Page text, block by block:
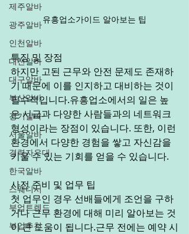
제주알바
광주알바
인천알바
대전알바
대구알바
부산알바
경기알바
서울알바
경력자우대
한국알바
스웨디시
부업트렌드
부업추천
유흥업소가이드 알아보는 팁
특징 및 장점
하지만 고된 근무와 안전 문제도 존재하
기 때문에 이를 인지하고 대비하는 것이
필수적입니다.유흥업소에서의 일은 높
은 시급과 다양한 사람들과의 네트워크
형성이라는 장점이 있습니다. 또한, 이런
환경에서 다양한 경험을 쌓고 자신감을
키울 수 있는 기회를 얻을 수 있습니다.
사전 준비 및 업무 팁
첫 업무인 경우 선배들에게 조언을 구하
거나 근무 환경에 대해 미리 알아보는 것
이 큰 도움이 됩니다.근무 전에는 예약 시